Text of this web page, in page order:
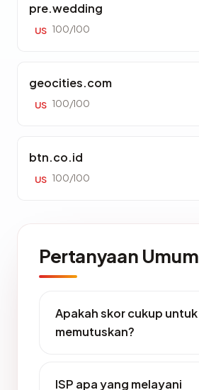
pre.wedding
US 100/100
geocities.com
US 100/100
btn.co.id
US 100/100
Pertanyaan Umum
Apakah skor cukup untuk
memutuskan?
ISP apa yang melayani